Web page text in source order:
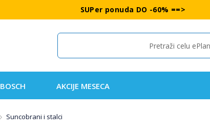
SUPer ponuda DO -60% ==>
Search
BOSCH AKCIJE MESECA
Suncobrani i stalci